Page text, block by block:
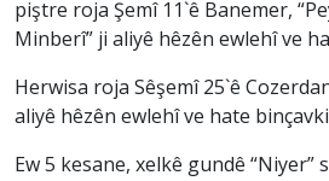
piştre roja Şemî 11`ê Banemer,
Minberî” ji aliyê hêzên ewlehî ve
Herwisa roja Sêşemî 25`ê
aliyê hêzên ewlehî ve hate
Ew 5 kesane, xelkê gundê “Niyer”